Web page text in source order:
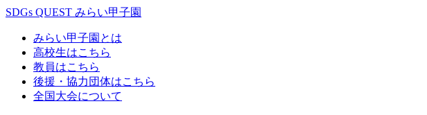
SDGs QUEST みらい甲子園
みらい甲子園とは
高校生はこちら
教員はこちら
後援・協力団体はこちら
全国大会について